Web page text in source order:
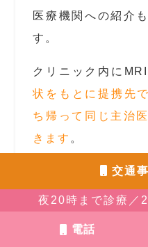
交通
夜20時まで診療／
電話
医療機関への紹介
す。
クリニック内に
状をもとに提携先
ち帰って同じ主治
きます 。
検査結果を
の流れ
MRI検査で損傷の